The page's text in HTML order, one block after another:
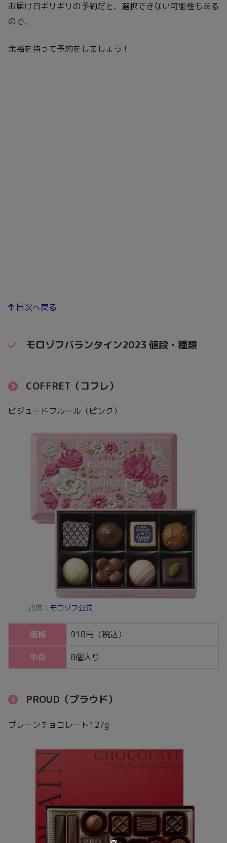
お届け日ギリギリの予約だと、選択できない可能性もある
ので、
余裕を持って予約をしましょう！
目次へ戻る
モロゾフバランタイン2023 値段・種類
COFFRET（コフレ）
ビジュードフルール（ピンク）
出典： モロゾフ公式
価格 918円（税込）
中身 8個入り
PROUD（プラウド）
プレーンチョコレート127g